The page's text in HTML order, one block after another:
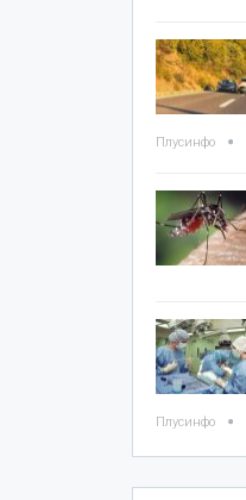
Плусинфо
Плусинфо